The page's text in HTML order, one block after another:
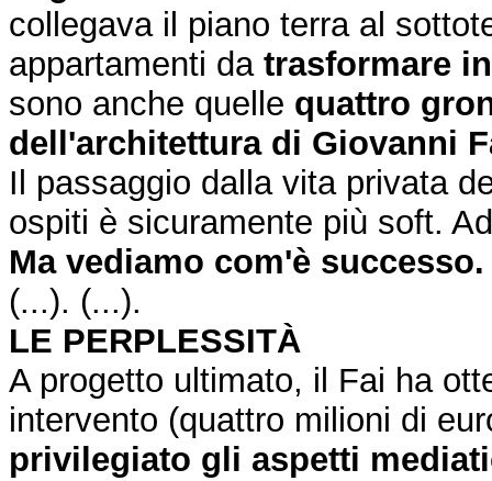
collegava il piano terra al
appartamenti da trasformare
sono anche quelle quattro
dell'architettura di Giovanni
Il passaggio dalla vita privata
ospiti è sicuramente più soft.
Ma vediamo com'è successo.
(...). (...).
LE PERPLESSITÀ
A progetto ultimato, il Fai ha
intervento (quattro milioni di
privilegiato gli aspetti